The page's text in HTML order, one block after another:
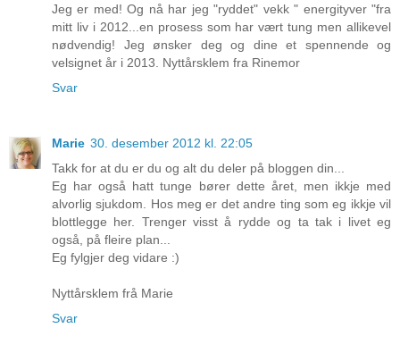
Jeg er med! Og nå har jeg "ryddet" vekk " energityver "fra
mitt liv i 2012...en prosess som har vært tung men allikevel
nødvendig! Jeg ønsker deg og dine et spennende og
velsignet år i 2013. Nyttårsklem fra Rinemor
Svar
Marie 30. desember 2012 kl. 22:05
Takk for at du er du og alt du deler på bloggen din...
Eg har også hatt tunge bører dette året, men ikkje med
alvorlig sjukdom. Hos meg er det andre ting som eg ikkje vil
blottlegge her. Trenger visst å rydde og ta tak i livet eg
også, på fleire plan...
Eg fylgjer deg vidare :)
Nyttårsklem frå Marie
Svar